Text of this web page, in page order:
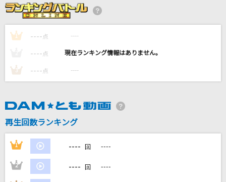
[生音]fish
[生音]キューティーハニー
motto☆派手にね!
戸松遥
1 ---- 点 ----
---- 点 ----
3 ---- 点 ----
再生回数ランキング
1 ---- 回 ----
2 ---- 回 ----